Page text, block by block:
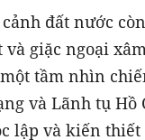
đất nước
và giặc ngoại
tầm nhìn
và Lãnh tụ
lập và kiến